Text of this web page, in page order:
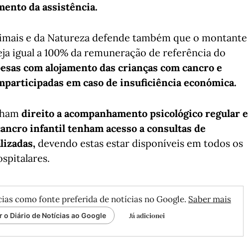
da assistência.
e da Natureza defende também que o montante
igual a 100% da remuneração de referência do
com alojamento das crianças com cancro e
em caso de insuficiência económica.
direito a acompanhamento psicológico regular e
infantil tenham acesso a consultas de
devendo estas estar disponíveis em todos os
como fonte preferida de notícias no Google. Saber mais
o Diário de Notícias ao Google Já adicionei